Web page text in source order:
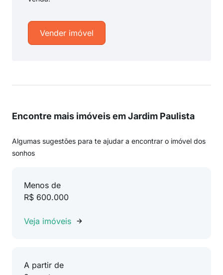
Vender imóvel
Encontre mais imóveis em Jardim Paulista
Algumas sugestões para te ajudar a encontrar o imóvel dos
sonhos
Menos de
R$ 600.000
Veja imóveis
A partir de